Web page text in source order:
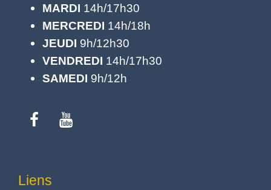
MARDI 14h/17h30
MERCREDI 14h/18h
JEUDI 9h/12h30
VENDREDI 14h/17h30
SAMEDI 9h/12h
Liens